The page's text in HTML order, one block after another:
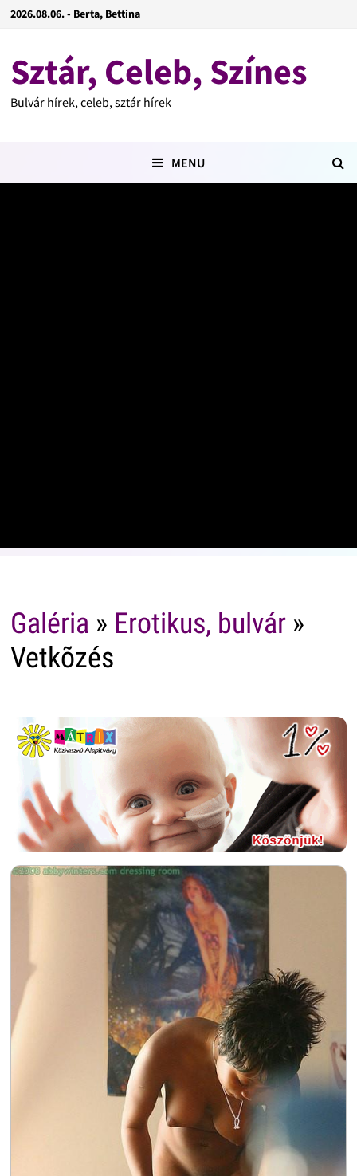
2026.08.06. - Berta, Bettina
Sztár, Celeb, Színes
Bulvár hírek, celeb, sztár hírek
MENU
Galéria » Erotikus, bulvár»
Vetkõzés